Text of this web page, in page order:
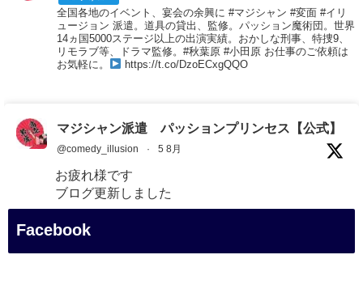
全国各地のイベント、宴会の余興に #マジシャン #変面 #イリ
ュージョン 派遣。道具の貸出、監修。パッション魔術団。世界
14ヵ国5000ステージ以上の出演実績。おかしな刑事、特捜9、
リモラブ等、ドラマ監修。#秋葉原 #小田原 お仕事のご依頼は
お気軽に。
https://t.co/DzoECxgQQO
マジシャン派遣 パッションプリンセス【公式】
@comedy_illusion · 5 8月
お疲れ様です
ブログ更新しました
「マジシャン和歌山旅 白浜町・三段壁展望台」
Facebook